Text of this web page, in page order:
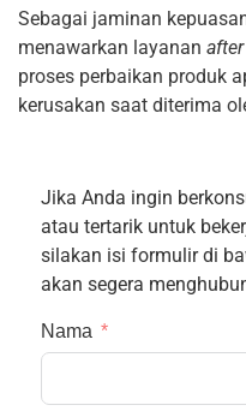
Sebagai jaminan
menawarkan layanan
proses perbaikan produk
kerusakan saat diterima
Jika Anda ingin
atau tertarik untuk
silakan isi formulir di
akan segera
Nama